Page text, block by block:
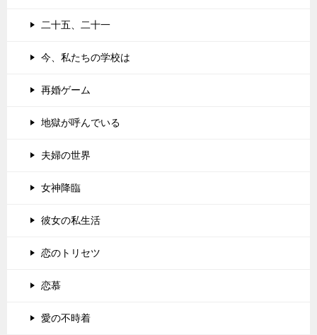
二十五、二十一
今、私たちの学校は
再婚ゲーム
地獄が呼んでいる
夫婦の世界
女神降臨
彼女の私生活
恋のトリセツ
恋慕
愛の不時着